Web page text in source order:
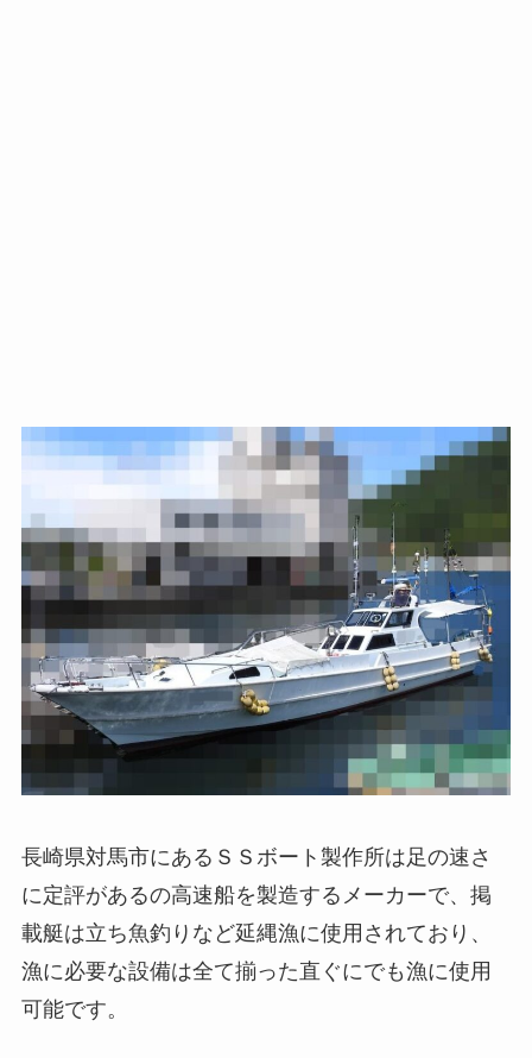
長崎県対馬市にあるＳＳボート製作所は足の速さ
に定評があるの高速船を製造するメーカーで、掲
載艇は立ち魚釣りなど延縄漁に使用されており、
漁に必要な設備は全て揃った直ぐにでも漁に使用
可能です。